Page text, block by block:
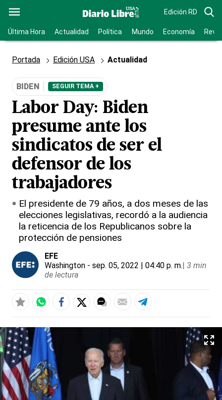
Edición RD
Última Hora Actualidad Política Mundo Economía
Portada Edición USA Actualidad
BIDEN SEGUIR TEMA +
Labor Day: Biden
presume ante los
sindicatos de ser el
defensor de los
trabajadores
El presidente de 79 años, a dos meses de las
elecciones legislativas, recordó a la audiencia
la reticencia de los Republicanos sobre la
protección de pensiones
EFE
Washington - sep. 05, 2022 | 04:40 p. m.| 3 min
de lectura